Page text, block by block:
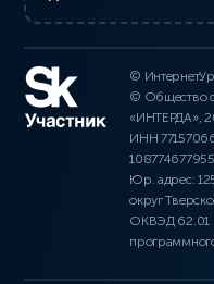
©
© Общество с
«ИНТЕРДА»,
ИНН
Юр. адрес:
округ
ОКВЭД 62.01